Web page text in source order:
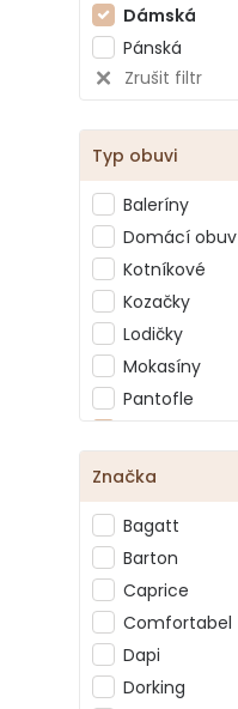
Dámská
Pánská
Zrušit filtr
Typ obuvi
Baleríny
Domácí obuv
Kotníkové
Kozačky
Lodičky
Mokasíny
Pantofle
Žabky
Zrušit filtr
Značka
Bagatt
Barton
Caprice
Comfortabel
Dapi
Dorking